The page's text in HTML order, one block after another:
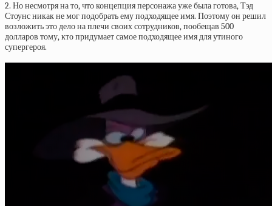
2. Но несмотря на то, что концепция персонажа уже была готова, Тэд
Стоунс никак не мог подобрать ему подходящее имя. Поэтому он решил
возложить это дело на плечи своих сотрудников, пообещав 500
долларов тому, кто придумает самое подходящее имя для утиного
супергероя.